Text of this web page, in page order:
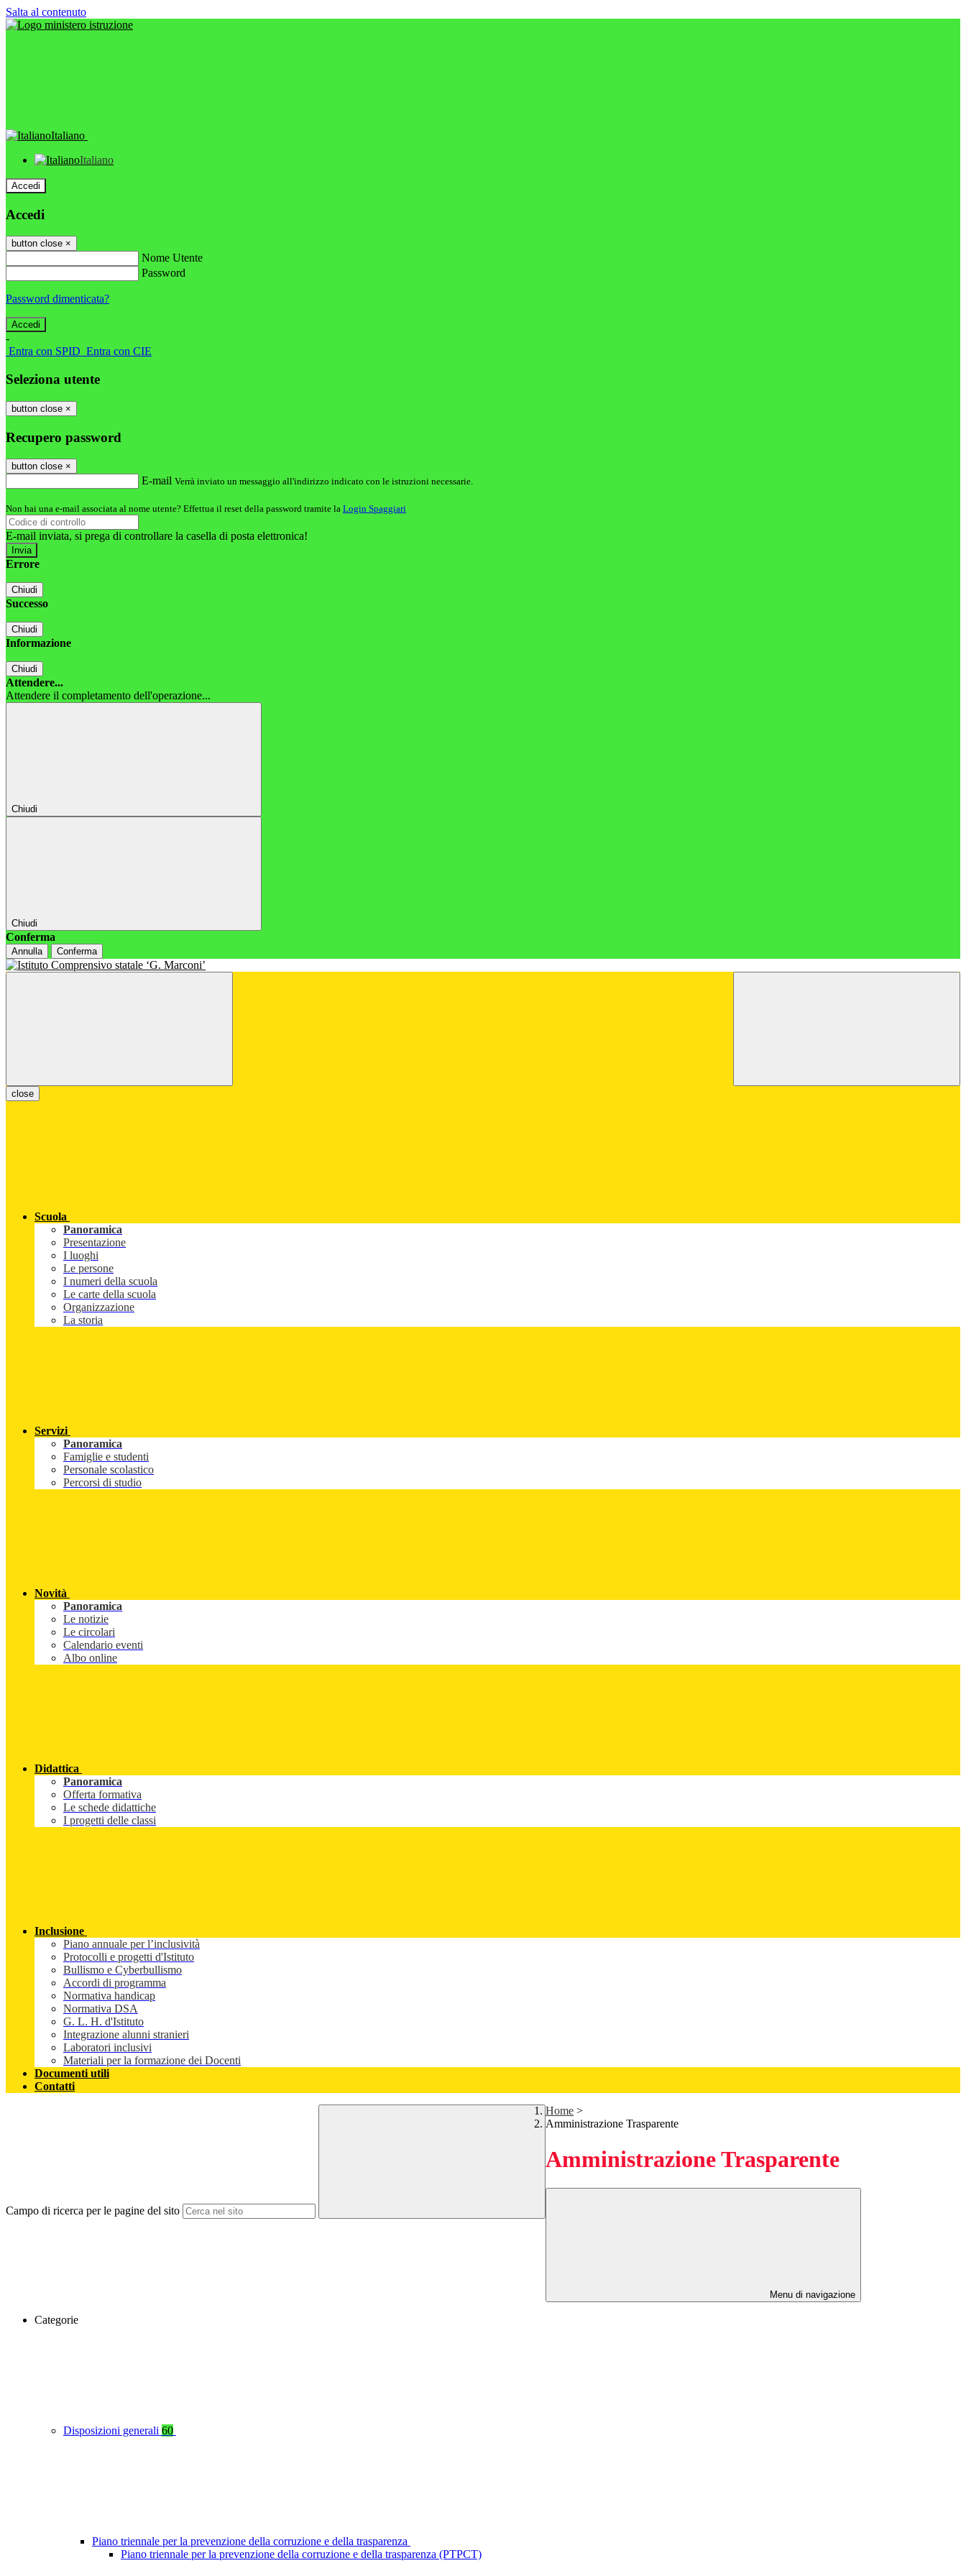
Salta al contenuto
Italiano
Italiano
Accedi
Accedi
button close ×
Nome Utente
Password
Password dimenticata?
-
Entra con SPID Entra con CIE
Seleziona utente
button close ×
Recupero password
button close ×
E-mail Verrà inviato un messaggio all'indirizzo indicato con le istruzioni necessarie.
Non hai una e-mail associata al nome utente? Effettua il reset della password tramite la Login Spaggiari
E-mail inviata, si prega di controllare la casella di posta elettronica!
Errore
Chiudi
Successo
Chiudi
Informazione
Chiudi
Attendere...
Attendere il completamento dell'operazione...
Chiudi
Chiudi
Conferma
Annulla Conferma
close
Scuola
Panoramica
Presentazione
I luoghi
Le persone
I numeri della scuola
Le carte della scuola
Organizzazione
La storia
Servizi
Panoramica
Famiglie e studenti
Personale scolastico
Percorsi di studio
Novità
Panoramica
Le notizie
Le circolari
Calendario eventi
Albo online
Didattica
Panoramica
Offerta formativa
Le schede didattiche
I progetti delle classi
Inclusione
Piano annuale per l’inclusività
Protocolli e progetti d'Istituto
Bullismo e Cyberbullismo
Accordi di programma
Normativa handicap
Normativa DSA
G. L. H. d'Istituto
Integrazione alunni stranieri
Laboratori inclusivi
Materiali per la formazione dei Docenti
Documenti utili
Contatti
Campo di ricerca per le pagine del sito
Home >
Amministrazione Trasparente
Amministrazione Trasparente
Menu di navigazione
Categorie
Disposizioni generali 60
Piano triennale per la prevenzione della corruzione e della trasparenza
Piano triennale per la prevenzione della corruzione e della trasparenza (PTPCT)